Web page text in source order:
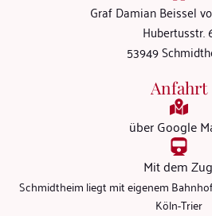
Graf Damian Beissel
Hubertusstr.
53949
Anfahrt
über Google
Mit dem
Schmidtheim liegt mit eigenem
Köln-Trier